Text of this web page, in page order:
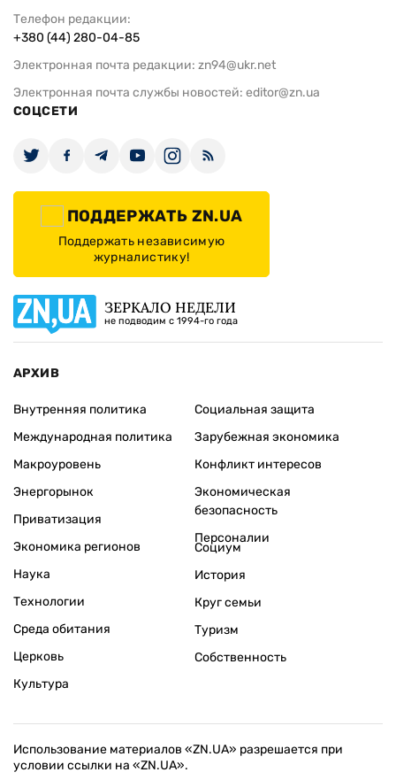
Телефон редакции:
+380 (44) 280-04-85
Электронная почта редакции: zn94@ukr.net
Электронная почта службы новостей: editor@zn.ua
СОЦСЕТИ
ПОДДЕРЖАТЬ ZN.UA
Поддержать независимую
журналистику!
ЗЕРКАЛО НЕДЕЛИ
не подводим с 1994-го года
АРХИВ
Внутренняя политика
Международная политика
Макроуровень
Энергорынок
Приватизация
Экономика регионов
Социальная защита
Зарубежная экономика
Конфликт интересов
Экономическая
безопасность
Персоналии
Наука
Технологии
Среда обитания
Церковь
Культура
Социум
История
Круг семьи
Туризм
Собственность
Использование материалов «ZN.UA» разрешается при
условии ссылки на «ZN.UA».